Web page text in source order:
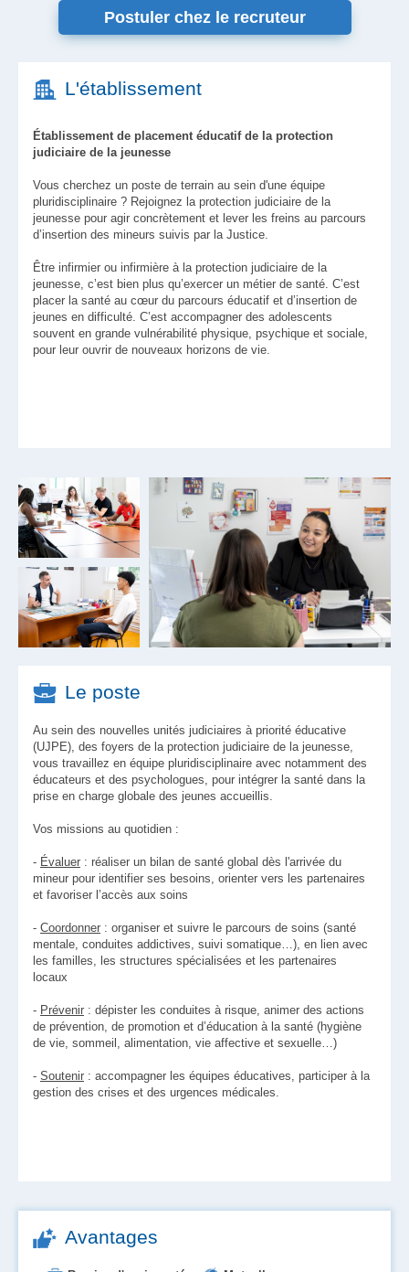
Postuler chez le recruteur
L'établissement
Établissement de placement éducatif de la protection
judiciaire de la jeunesse
Vous cherchez un poste de terrain au sein d'une équipe
pluridisciplinaire ? Rejoignez la protection judiciaire de la
jeunesse pour agir concrètement et lever les freins au parcours
d’insertion des mineurs suivis par la Justice.
Être infirmier ou infirmière à la protection judiciaire de la
jeunesse, c’est bien plus qu’exercer un métier de santé. C’est
placer la santé au cœur du parcours éducatif et d’insertion de
jeunes en difficulté. C’est accompagner des adolescents
souvent en grande vulnérabilité physique, psychique et sociale,
pour leur ouvrir de nouveaux horizons de vie.
Le poste
Au sein des nouvelles unités judiciaires à priorité éducative
(UJPE), des foyers de la protection judiciaire de la jeunesse,
vous travaillez en équipe pluridisciplinaire avec notamment des
éducateurs et des psychologues, pour intégrer la santé dans la
prise en charge globale des jeunes accueillis.
Vos missions au quotidien :
- Évaluer : réaliser un bilan de santé global dès l'arrivée du
mineur pour identifier ses besoins, orienter vers les partenaires
et favoriser l’accès aux soins
- Coordonner : organiser et suivre le parcours de soins (santé
mentale, conduites addictives, suivi somatique…), en lien avec
les familles, les structures spécialisées et les partenaires
locaux
- Prévenir : dépister les conduites à risque, animer des actions
de prévention, de promotion et d’éducation à la santé (hygiène
de vie, sommeil, alimentation, vie affective et sexuelle…)
- Soutenir : accompagner les équipes éducatives, participer à la
gestion des crises et des urgences médicales.
Avantages